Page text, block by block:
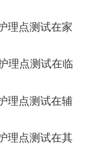
理点测试在家
理点测试在临
理点测试在辅
理点测试在其